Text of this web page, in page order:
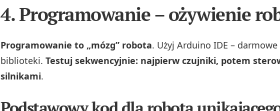
4. Programowanie – ożywienie
Programowanie to „mózg” robota. Użyj Arduino IDE –
biblioteki. Testuj sekwencyjnie: najpierw czujniki, potem
silnikami.